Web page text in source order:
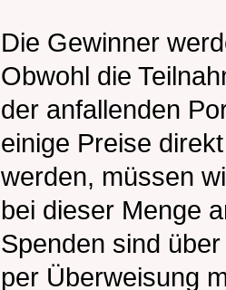
Die Gewinner
Obwohl die
der anfallenden
einige Preise
werden, müssen
bei dieser Menge
Spenden sind
per Überweisung